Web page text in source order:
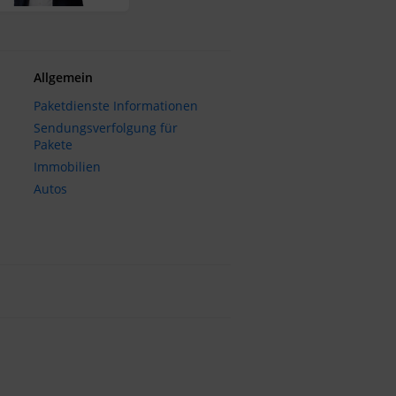
Allgemein
Paketdienste Informationen
Sendungsverfolgung für
Pakete
Immobilien
Autos